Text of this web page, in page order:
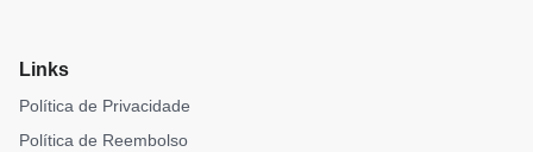
Links
Política de Privacidade
Política de Reembolso